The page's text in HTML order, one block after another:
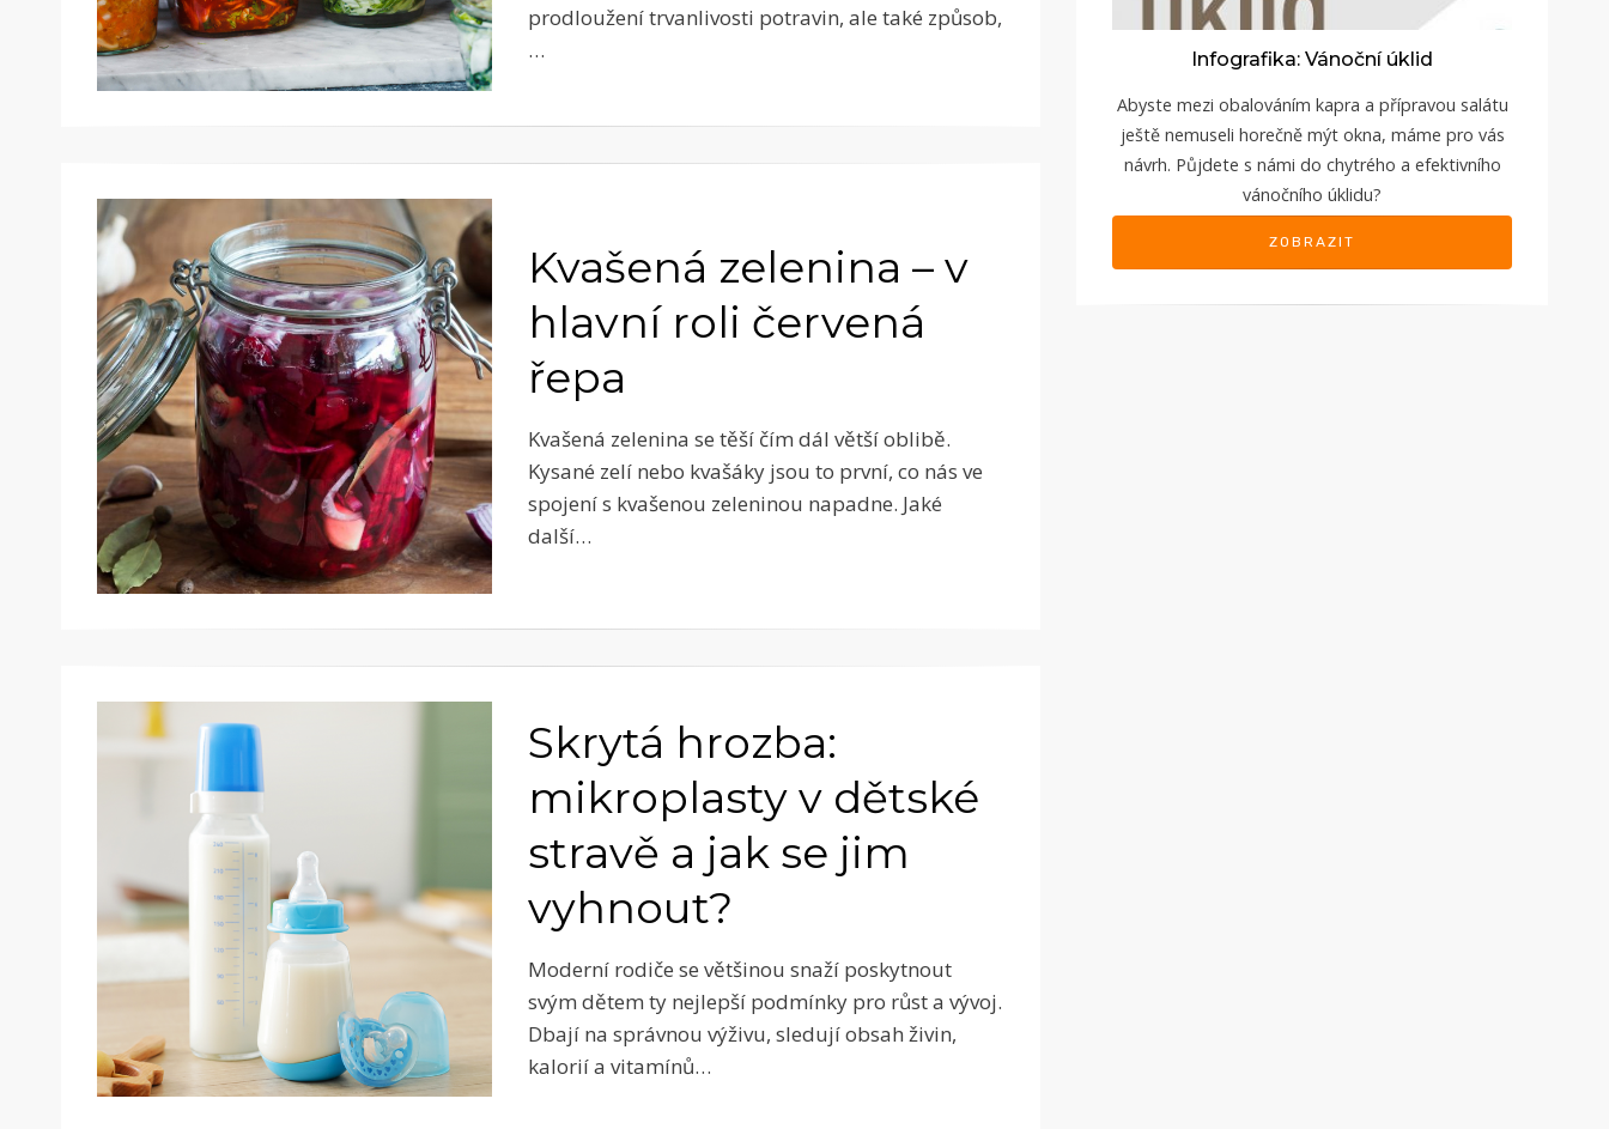
prodloužení trvanlivosti potravin, ale také způsob,
…
Kvašená zelenina – v
hlavní roli červená
řepa
Kvašená zelenina se těší čím dál větší oblibě.
Kysané zelí nebo kvašáky jsou to první, co nás ve
spojení s kvašenou zeleninou napadne. Jaké
další…
Skrytá hrozba:
mikroplasty v dětské
stravě a jak se jim
vyhnout?
Moderní rodiče se většinou snaží poskytnout
svým dětem ty nejlepší podmínky pro růst a vývoj.
Dbají na správnou výživu, sledují obsah živin,
kalorií a vitamínů…
Infografika: Vánoční úklid
Abyste mezi obalováním kapra a přípravou salátu
ještě nemuseli horečně mýt okna, máme pro vás
návrh. Půjdete s námi do chytrého a efektivního
vánočního úklidu?
ZOBRAZIT